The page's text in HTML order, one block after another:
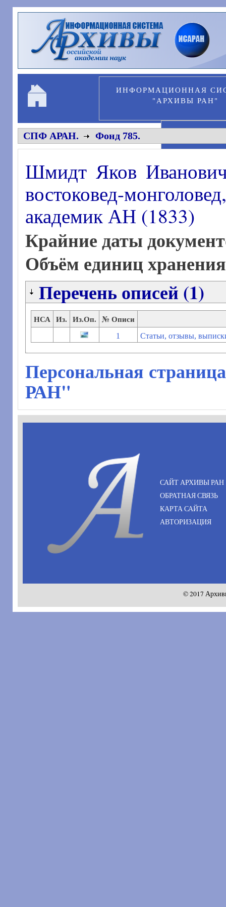
Перейти к основному содержанию
ИНФОРМАЦИОННАЯ
"АРХИВЫ РАН"
СПФ АРАН. Фонд 785.
Шмидт Яков
востоковед-
академик АН (1833)
Крайние даты
Объём единиц
Перечень описей (1)
НСА Из. Из.Оп. № Описи
1 Статьи, отзывы,
Персональная
РАН"
САЙТ АРХИВЫ РАН
ОБРАТНАЯ СВЯЗЬ
КАРТА САЙТА
АВТОРИЗАЦИЯ
© 2017